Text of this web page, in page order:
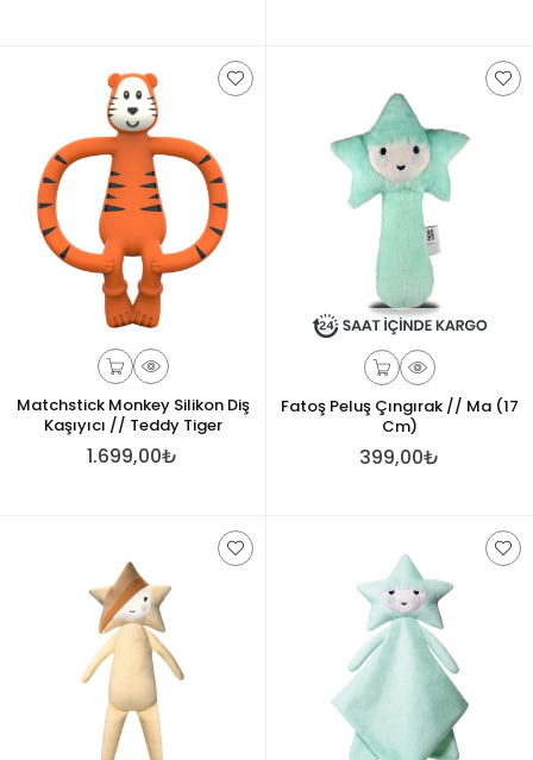
Matchstick Monkey Silikon Diş
Kaşıyıcı // Teddy Tiger
1.699,00₺
Fatoş Peluş Çıngırak // Ma (17
Cm)
399,00₺